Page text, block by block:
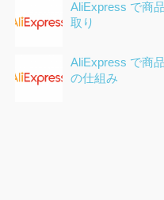
AliExpress で商
取り
AliExpress で商
の仕組み